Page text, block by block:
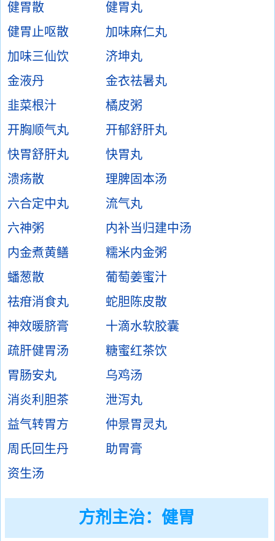
健胃散
健胃丸
健胃止呕散
加味麻仁丸
加味三仙饮
济坤丸
金液丹
金衣祛暑丸
韭菜根汁
橘皮粥
开胸顺气丸
开郁舒肝丸
快胃舒肝丸
快胃丸
溃疡散
理脾固本汤
六合定中丸
流气丸
六神粥
内补当归建中汤
内金煮黄鳝
糯米内金粥
蟠葱散
葡萄姜蜜汁
祛疳消食丸
蛇胆陈皮散
神效暖脐膏
十滴水软胶囊
疏肝健胃汤
糖蜜红茶饮
胃肠安丸
乌鸡汤
消炎利胆茶
泄泻丸
益气转胃方
仲景胃灵丸
周氏回生丹
助胃膏
资生汤
方剂主治： 健胃